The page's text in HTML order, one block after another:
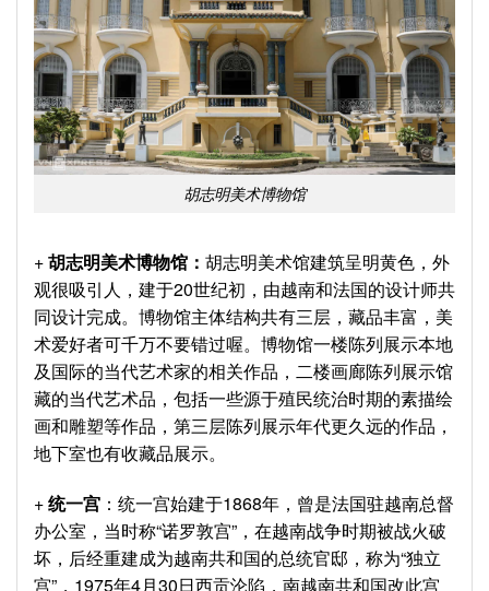
胡志明美术博物馆
+胡志明美术博物馆： 胡志明美术馆建筑呈明黄色，外
观很吸引人，建于20世纪初，由越南和法国的设计师共
同设计完成。博物馆主体结构共有三层，藏品丰富，美
术爱好者可千万不要错过喔。博物馆一楼陈列展示本地
及国际的当代艺术家的相关作品，二楼画廊陈列展示馆
藏的当代艺术品，包括一些源于殖民统治时期的素描绘
画和雕塑等作品，第三层陈列展示年代更久远的作品，
地下室也有收藏品展示。
+统一宫 ：统一宫始建于1868年，曾是法国驻越南总督
办公室，当时称“诺罗敦宫”，在越南战争时期被战火破
坏，后经重建成为越南共和国的总统官邸，称为“独立
宫”，1975年4月30日西贡沦陷，南越南共和国改此宫